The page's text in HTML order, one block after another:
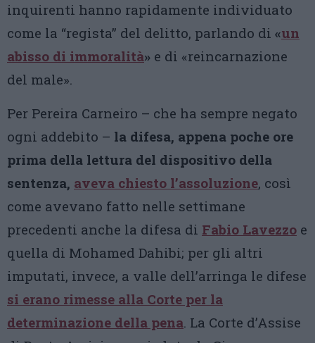
inquirenti hanno rapidamente individuato
come la “regista” del delitto, parlando di «un
abisso di immoralità» e di «reincarnazione
del male».
Per Pereira Carneiro – che ha sempre negato
ogni addebito – la difesa, appena poche ore
prima della lettura del dispositivo della
sentenza, aveva chiesto l’assoluzione, così
come avevano fatto nelle settimane
precedenti anche la difesa di Fabio Lavezzo e
quella di Mohamed Dahibi; per gli altri
imputati, invece, a valle dell’arringa le difese
si erano rimesse alla Corte per la
determinazione della pena. La Corte d’Assise